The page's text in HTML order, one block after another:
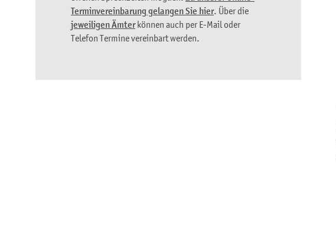
Terminvereinbarung gelangen Sie hier. Über die
jeweiligen Ämterkönnen auch per E-Mail oder
Telefon Termine vereinbart werden.